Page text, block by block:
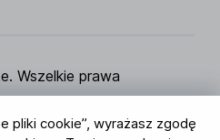
pliki cookie”, wyrażasz zgodę
Wszelkie prawa
Prywatności
Strona